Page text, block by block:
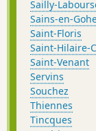
Sailly-
Sains-en-
Saint-Floris
Saint-Hilaire-
Saint-Venant
Servins
Souchez
Thiennes
Tincques